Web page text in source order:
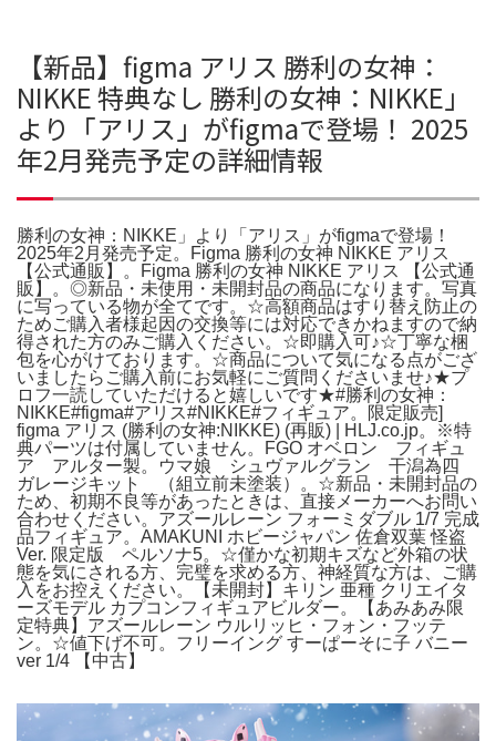
【新品】figma アリス 勝利の女神：
NIKKE 特典なし 勝利の女神：NIKKE」
より「アリス」がfigmaで登場！ 2025
年2月発売予定の詳細情報
勝利の女神：NIKKE」より「アリス」がfigmaで登場！
2025年2月発売予定。Figma 勝利の女神 NIKKE アリス
【公式通販】。Figma 勝利の女神 NIKKE アリス 【公式通
販】。◎新品・未使用・未開封品の商品になります。写真
に写っている物が全てです。☆高額商品はすり替え防止の
ためご購入者様起因の交換等には対応できかねますので納
得された方のみご購入ください。☆即購入可♪☆丁寧な梱
包を心がけております。☆商品について気になる点がござ
いましたらご購入前にお気軽にご質問くださいませ♪★プ
ロフ一読していただけると嬉しいです★#勝利の女神：
NIKKE#figma#アリス#NIKKE#フィギュア。限定販売]
figma アリス (勝利の女神:NIKKE) (再販) | HLJ.co.jp。※特
典パーツは付属していません。FGO オベロン フィギュ
ア アルター製。ウマ娘 シュヴァルグラン 干潟為四
ガレージキット （組立前未塗装）。☆新品・未開封品の
ため、初期不良等があったときは、直接メーカーへお問い
合わせください。アズールレーン フォーミダブル 1/7 完成
品フィギュア。AMAKUNI ホビージャパン 佐倉双葉 怪盗
Ver. 限定版 ペルソナ5。☆僅かな初期キズなど外箱の状
態を気にされる方、完璧を求める方、神経質な方は、ご購
入をお控えください。【未開封】キリン 亜種 クリエイタ
ーズモデル カプコンフィギュアビルダー。【あみあみ限
定特典】アズールレーン ウルリッヒ・フォン・フッテ
ン。☆値下げ不可。フリーイング すーぱーそに子 バニー
ver 1/4 【中古】